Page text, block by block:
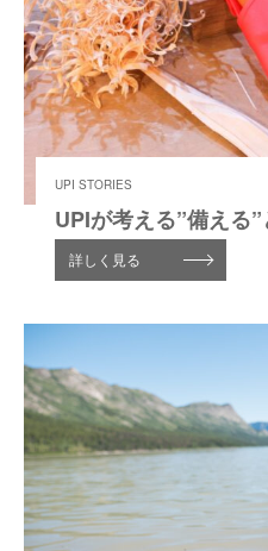
UPI STORIES
UPIが考える”備える
詳しく見る